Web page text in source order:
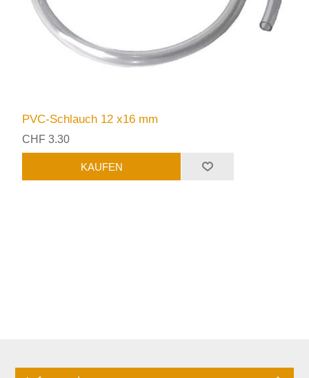
PVC-Schlauch 12 x16 mm
CHF 3.30